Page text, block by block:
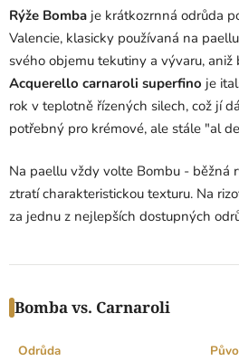
s
u
Rýže Bomba je krátkozrnná odrůda
Valencie, klasicky používaná na
svého objemu tekutiny a vývaru, aniž
Acquerello carnaroli superfino je
rok v teplotně řízených silech, což jí
potřebný pro krémové, ale stále "al
Na paellu vždy volte Bombu - běžná
ztratí charakteristickou texturu. Na
za jednu z nejlepších dostupných
Bomba vs. Carnaroli
Odrůda